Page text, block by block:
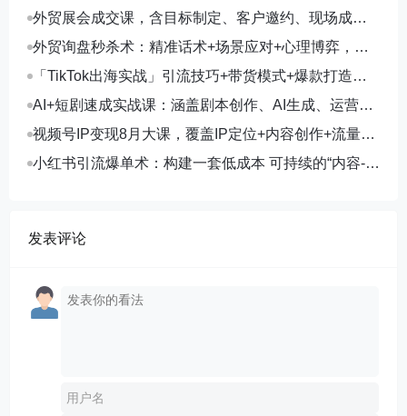
玩法、24小时自动盈利
外贸展会成交课，含目标制定、客户邀约、现场成
交，系统化SOP提升参展ROI
外贸询盘秒杀术：精准话术+场景应对+心理博弈，单
月询盘转化率提升200%
「TikTok出海实战」引流技巧+带货模式+爆款打造，
单月变现10万+秘籍
AI+短剧速成实战课：涵盖剧本创作、AI生成、运营变
现，单部剧收益破万
视频号IP变现8月大课，覆盖IP定位+内容创作+流量获
取+合规运营+商业转化
小红书引流爆单术：构建一套低成本 可持续的“内容-引
发表评论